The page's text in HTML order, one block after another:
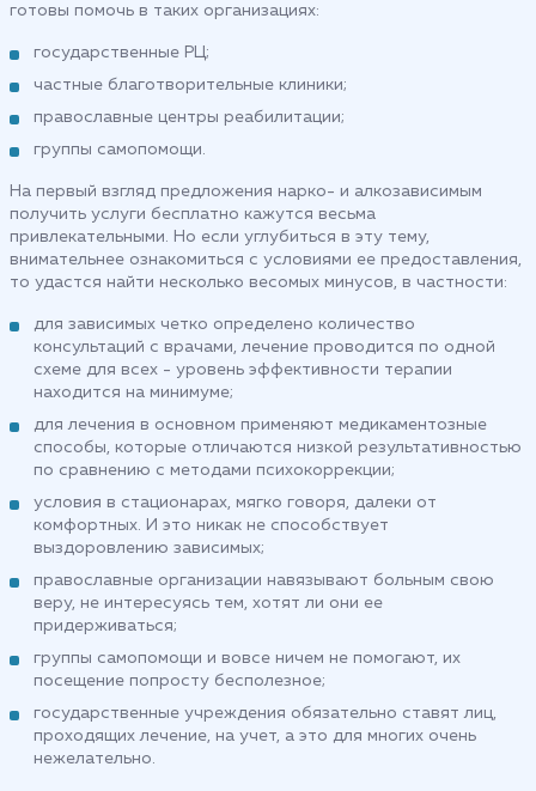
готовы помочь в таких организациях:
государственные РЦ;
частные благотворительные клиники;
православные центры реабилитации;
группы самопомощи.
На первый взгляд предложения нарко- и алкозависимым
получить услуги бесплатно кажутся весьма
привлекательными. Но если углубиться в эту тему,
внимательнее ознакомиться с условиями ее предоставления,
то удастся найти несколько весомых минусов, в частности:
для зависимых четко определено количество
консультаций с врачами, лечение проводится по одной
схеме для всех - уровень эффективности терапии
находится на минимуме;
для лечения в основном применяют медикаментозные
способы, которые отличаются низкой результативностью
по сравнению с методами психокоррекции;
условия в стационарах, мягко говоря, далеки от
комфортных. И это никак не способствует
выздоровлению зависимых;
православные организации навязывают больным свою
веру, не интересуясь тем, хотят ли они ее
придерживаться;
группы самопомощи и вовсе ничем не помогают, их
посещение попросту бесполезное;
государственные учреждения обязательно ставят лиц,
проходящих лечение, на учет, а это для многих очень
нежелательно.